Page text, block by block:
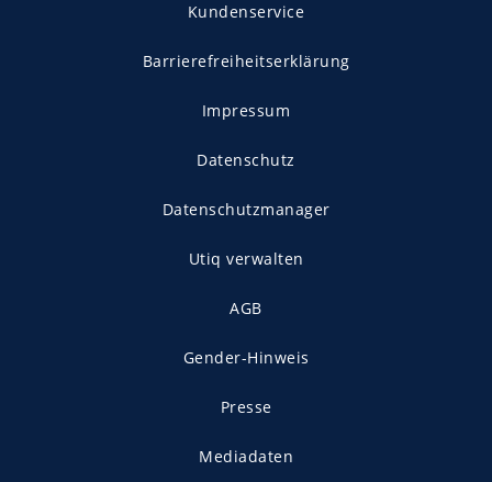
Kundenservice
Barrierefreiheitserklärung
Impressum
Datenschutz
Datenschutzmanager
Utiq verwalten
AGB
Gender-Hinweis
Presse
Mediadaten